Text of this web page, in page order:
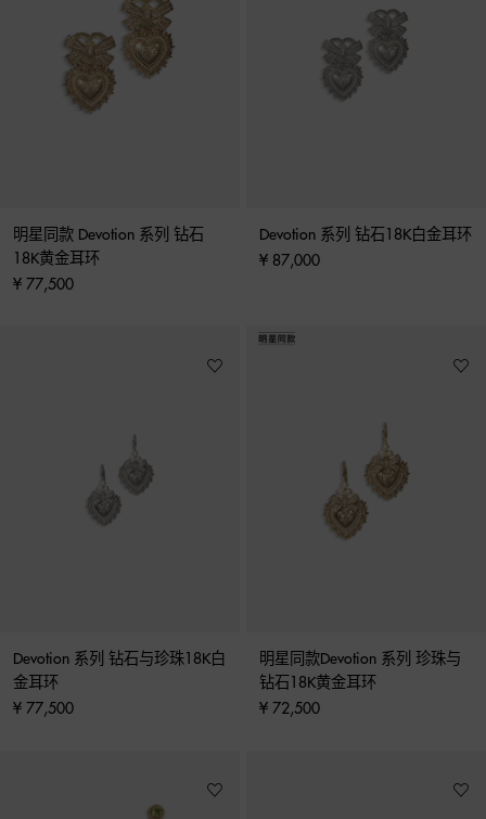
明星同款 Devotion 系列 钻石
18K黄金耳环
¥ 77,500
Devotion 系列 钻石18K白金耳环
¥ 87,000
Devotion 系列 钻石与珍珠18K白
金耳环
¥ 77,500
明星同款Devotion 系列 珍珠与
钻石18K黄金耳环
¥ 72,500